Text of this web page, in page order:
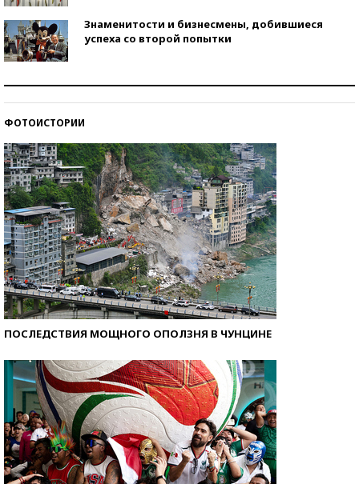
Знаменитости и бизнесмены, добившиеся
успеха со второй попытки
ФОТОИСТОРИИ
ПОСЛЕДСТВИЯ МОЩНОГО ОПОЛЗНЯ В ЧУНЦИНЕ